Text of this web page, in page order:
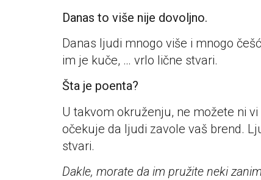
Danas to više nije dovoljno.
Danas ljudi mnogo više i mnogo
im je kuče, … vrlo lične stvari.
Šta je poenta?
U takvom okruženju, ne možete ni
očekuje da ljudi zavole vaš brend.
stvari.
Dakle, morate da im pružite neki